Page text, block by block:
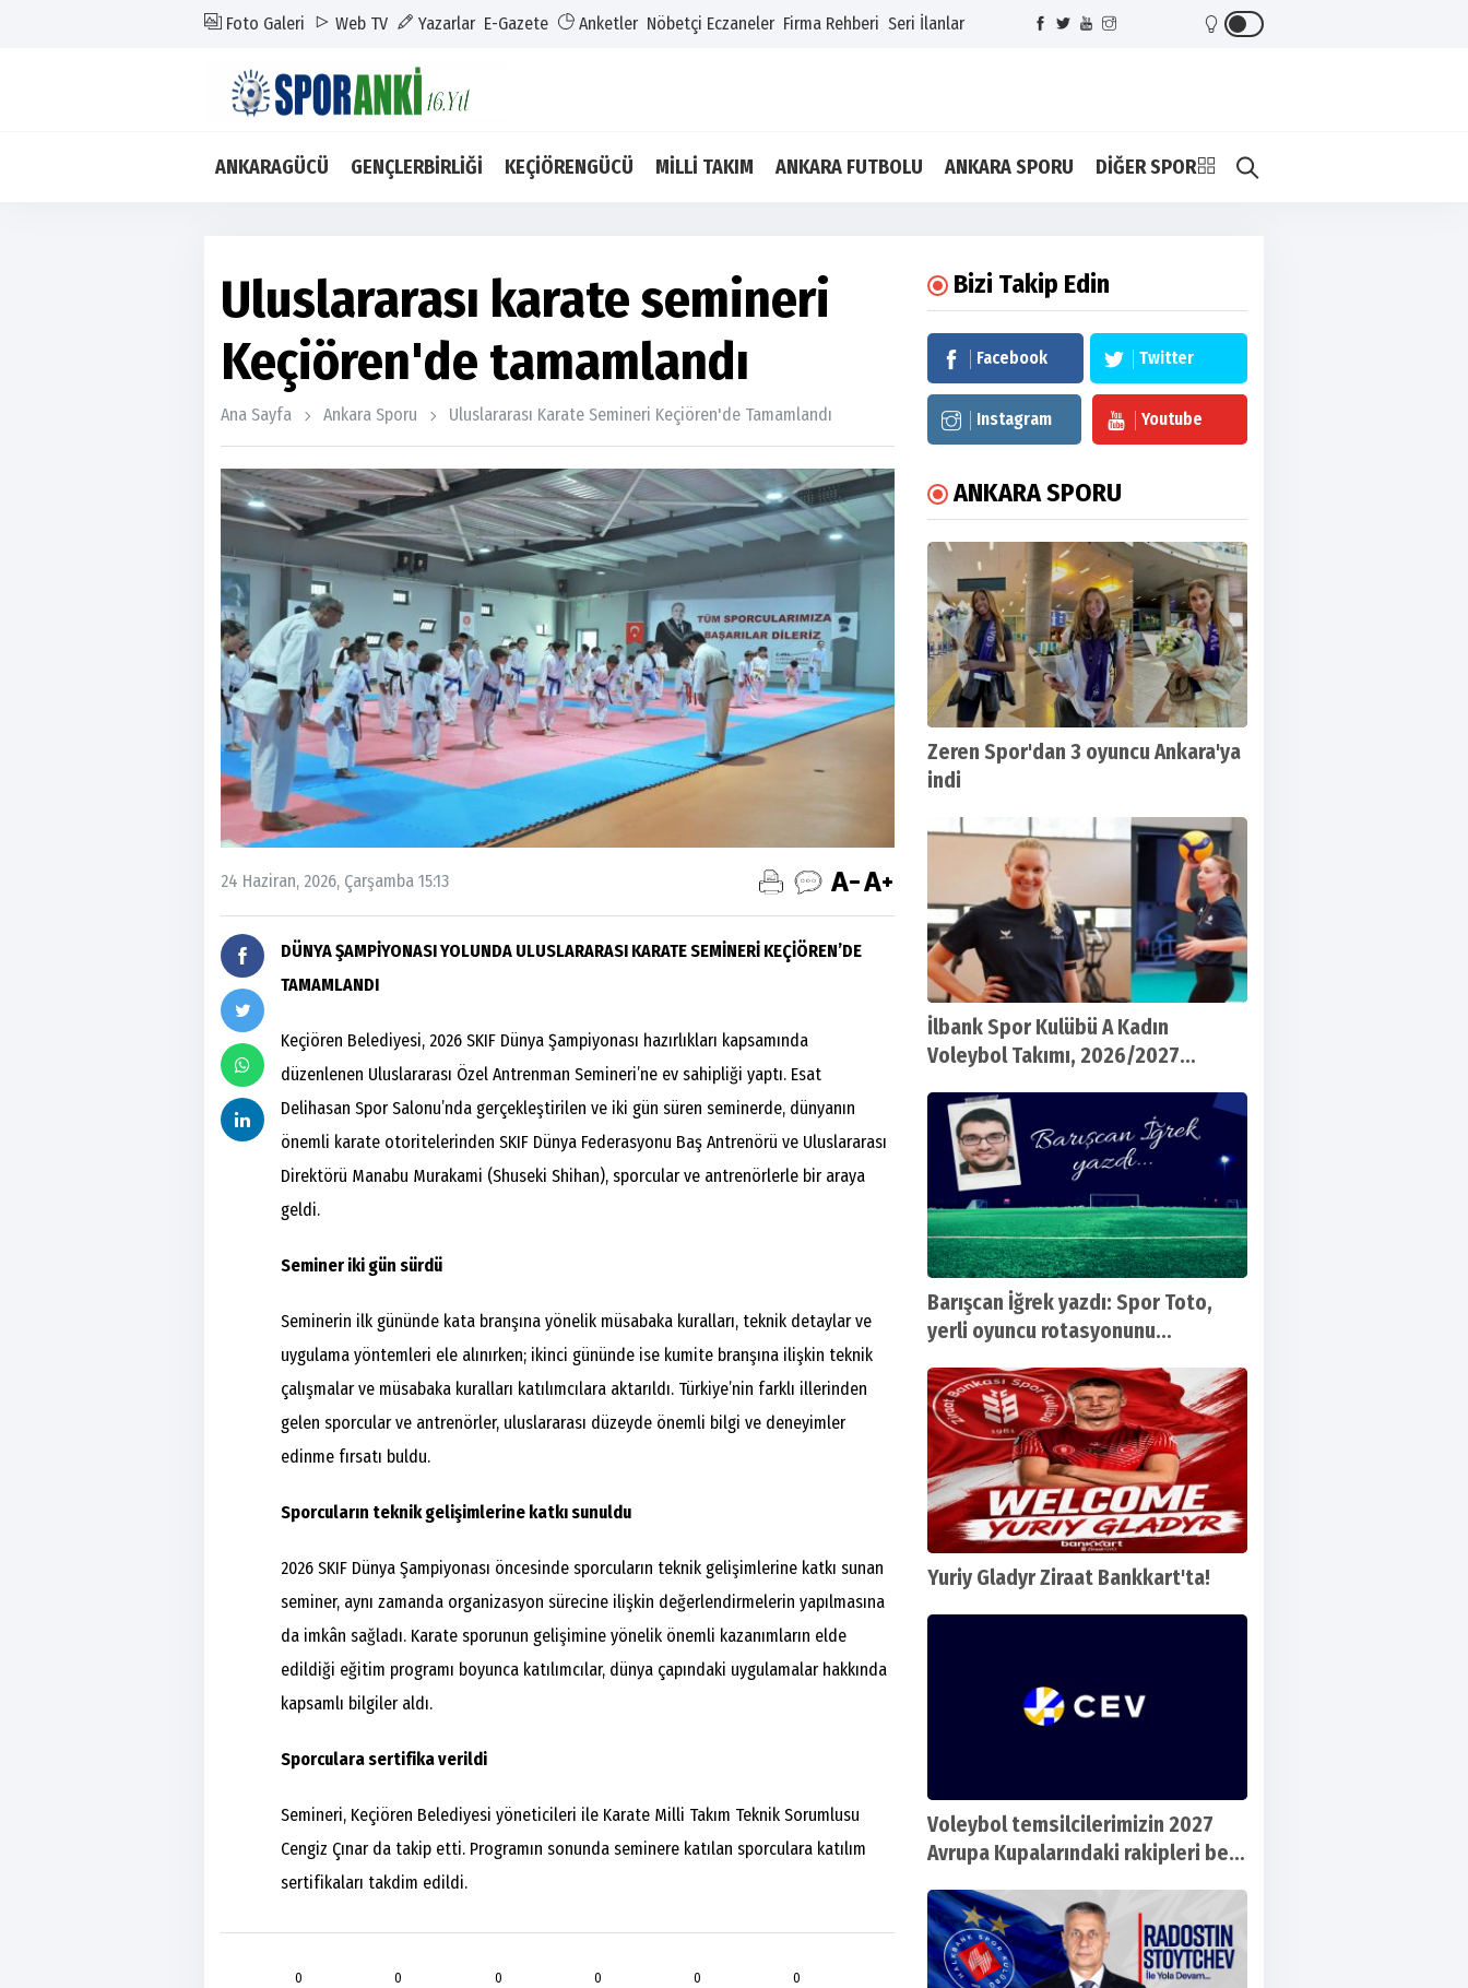
Foto Galeri Web TV Yazarlar E-Gazete Anketler Nöbetçi Eczaneler Firma Rehberi Seri İlanlar
ANKARAGÜCÜ GENÇLERBİRLİĞİ KEÇİÖRENGÜCÜ MİLLİ TAKIM ANKARA FUTBOLU ANKARA SPORU DİĞER SPOR
Uluslararası karate semineri
Keçiören'de tamamlandı
Ana Sayfa Ankara Sporu Uluslararası Karate Semineri Keçiören'de Tamamlandı
24 Haziran, 2026, Çarşamba 15:13
DÜNYA ŞAMPİYONASI YOLUNDA ULUSLARARASI KARATE SEMİNERİ KEÇİÖREN’DE
TAMAMLANDI
Keçiören Belediyesi, 2026 SKIF Dünya Şampiyonası hazırlıkları kapsamında
düzenlenen Uluslararası Özel Antrenman Semineri’ne ev sahipliği yaptı. Esat
Delihasan Spor Salonu’nda gerçekleştirilen ve iki gün süren seminerde, dünyanın
önemli karate otoritelerinden SKIF Dünya Federasyonu Baş Antrenörü ve Uluslararası
Direktörü Manabu Murakami (Shuseki Shihan), sporcular ve antrenörlerle bir araya
geldi.
Seminer iki gün sürdü
Seminerin ilk gününde kata branşına yönelik müsabaka kuralları, teknik detaylar ve
uygulama yöntemleri ele alınırken; ikinci gününde ise kumite branşına ilişkin teknik
çalışmalar ve müsabaka kuralları katılımcılara aktarıldı. Türkiye’nin farklı illerinden
gelen sporcular ve antrenörler, uluslararası düzeyde önemli bilgi ve deneyimler
edinme fırsatı buldu.
Sporcuların teknik gelişimlerine katkı sunuldu
2026 SKIF Dünya Şampiyonası öncesinde sporcuların teknik gelişimlerine katkı sunan
seminer, aynı zamanda organizasyon sürecine ilişkin değerlendirmelerin yapılmasına
da imkân sağladı. Karate sporunun gelişimine yönelik önemli kazanımların elde
edildiği eğitim programı boyunca katılımcılar, dünya çapındaki uygulamalar hakkında
kapsamlı bilgiler aldı.
Sporculara sertifika verildi
Semineri, Keçiören Belediyesi yöneticileri ile Karate Milli Takım Teknik Sorumlusu
Cengiz Çınar da takip etti. Programın sonunda seminere katılan sporculara katılım
sertifikaları takdim edildi.
0 0 0 0 0 0
Bizi Takip Edin
Facebook Twitter
Instagram Youtube
ANKARA SPORU
Zeren Spor'dan 3 oyuncu Ankara'ya
indi
İlbank Spor Kulübü A Kadın
Voleybol Takımı, 2026/2027
Barışcan İğrek yazdı: Spor Toto,
yerli oyuncu rotasyonunu
Yuriy Gladyr Ziraat Bankkart'ta!
Voleybol temsilcilerimizin 2027
Avrupa Kupalarındaki rakipleri belli